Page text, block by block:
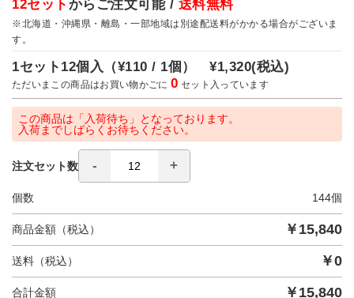
12セット からご注文可能 / 送料無料
※北海道・沖縄県・離島・一部地域は別途配送料がかかる場合がございま
す。
1セット12個入（¥110 / 1個）¥1,320(税込)
ただいまこの商品はお買い物かごに0 セット入っています
この商品は「入荷待ち」となっております。
入荷までしばらくお待ちください。
注文セット数
個数 144個
商品金額（税込） ￥ 15,840
送料（税込） ￥0
合計金額 ￥ 15,840